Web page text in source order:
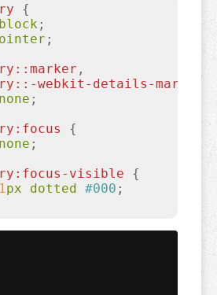
{
;
::marker
::-webkit-details-marker
:focus
{
:focus-visible
{
1 px dotted #000